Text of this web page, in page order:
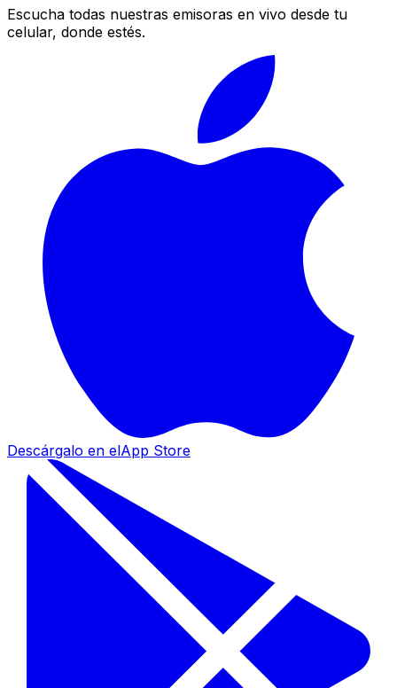
Escucha todas nuestras emisoras en vivo desde tu
celular, donde estés.
Descárgalo en elApp Store